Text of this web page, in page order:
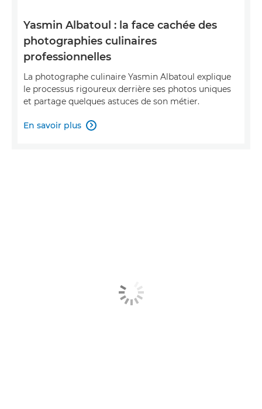
Yasmin Albatoul : la face cachée des
photographies culinaires
professionnelles
La photographe culinaire Yasmin Albatoul explique
le processus rigoureux derrière ses photos uniques
et partage quelques astuces de son métier.
En savoir plus 